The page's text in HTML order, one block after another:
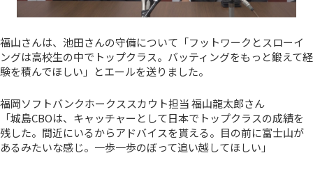
福山さんは、池田さんの守備について「フットワークとスローイ
ングは高校生の中でトップクラス。バッティングをもっと鍛えて経
験を積んでほしい」とエールを送りました。
福岡ソフトバンクホークススカウト担当 福山龍太郎さん
「城島CBOは、キャッチャーとして日本でトップクラスの成績を
残した。間近にいるからアドバイスを貰える。目の前に富士山が
あるみたいな感じ。一歩一歩のぼって追い越してほしい」